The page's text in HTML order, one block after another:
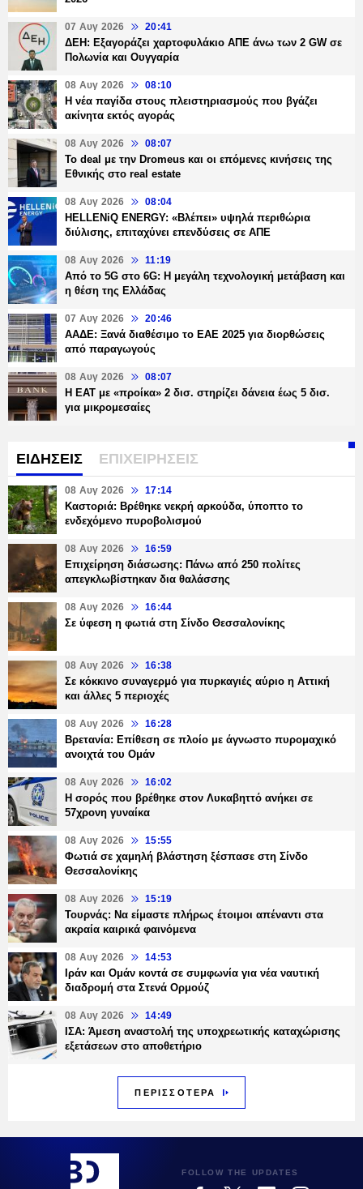
07 Αυγ 2026 20:41
ΔΕΗ: Εξαγοράζει χαρτοφυλάκιο ΑΠΕ άνω των 2 GW σε
Πολωνία και Ουγγαρία
08 Αυγ 2026 08:10
Η νέα παγίδα στους πλειστηριασμούς που βγάζει
ακίνητα εκτός αγοράς
08 Αυγ 2026 08:07
Το deal με την Dromeus και οι επόμενες κινήσεις της
Εθνικής στο real estate
08 Αυγ 2026 08:04
HELLENiQ ENERGY: «Βλέπει» υψηλά περιθώρια
διύλισης, επιταχύνει επενδύσεις σε ΑΠΕ
08 Αυγ 2026 11:19
Από το 5G στο 6G: Η μεγάλη τεχνολογική μετάβαση και
η θέση της Ελλάδας
07 Αυγ 2026 20:46
ΑΑΔΕ: Ξανά διαθέσιμο το ΕΑΕ 2025 για διορθώσεις
από παραγωγούς
08 Αυγ 2026 08:07
Η ΕΑΤ με «προίκα» 2 δισ. στηρίζει δάνεια έως 5 δισ.
για μικρομεσαίες
ΕΙΔΗΣΕΙΣ ΕΠΙΧΕΙΡΗΣΕΙΣ
08 Αυγ 2026 17:14
Καστοριά: Βρέθηκε νεκρή αρκούδα, ύποπτο το
ενδεχόμενο πυροβολισμού
08 Αυγ 2026 16:59
Επιχείρηση διάσωσης: Πάνω από 250 πολίτες
απεγκλωβίστηκαν δια θαλάσσης
08 Αυγ 2026 16:44
Σε ύφεση η φωτιά στη Σίνδο Θεσσαλονίκης
08 Αυγ 2026 16:38
Σε κόκκινο συναγερμό για πυρκαγιές αύριο η Αττική
και άλλες 5 περιοχές
08 Αυγ 2026 16:28
Βρετανία: Επίθεση σε πλοίο με άγνωστο πυρομαχικό
ανοιχτά του Ομάν
08 Αυγ 2026 16:02
Η σορός που βρέθηκε στον Λυκαβηττό ανήκει σε
57χρονη γυναίκα
08 Αυγ 2026 15:55
Φωτιά σε χαμηλή βλάστηση ξέσπασε στη Σίνδο
Θεσσαλονίκης
08 Αυγ 2026 15:19
Τουρνάς: Να είμαστε πλήρως έτοιμοι απέναντι στα
ακραία καιρικά φαινόμενα
08 Αυγ 2026 14:53
Ιράν και Ομάν κοντά σε συμφωνία για νέα ναυτική
διαδρομή στα Στενά Ορμούζ
08 Αυγ 2026 14:49
ΙΣΑ: Άμεση αναστολή της υποχρεωτικής καταχώρισης
εξετάσεων στο αποθετήριο
ΠΕΡΙΣΣΟΤΕΡΑ
FOLLOW THE UPDATES